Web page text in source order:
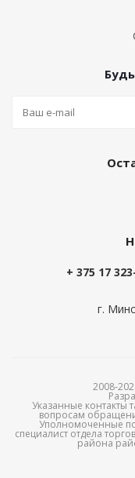
+ 375 17
г.
2008-
Указанные контакты
вопросам
Уполномоченные
специалист отдела
района